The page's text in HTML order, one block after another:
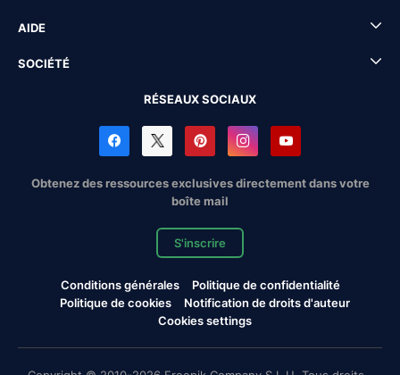
AIDE
SOCIÉTÉ
RÉSEAUX SOCIAUX
Obtenez des ressources exclusives directement dans votre
boîte mail
S'inscrire
Conditions générales
Politique de confidentialité
Politique de cookies
Notification de droits d'auteur
Cookies settings